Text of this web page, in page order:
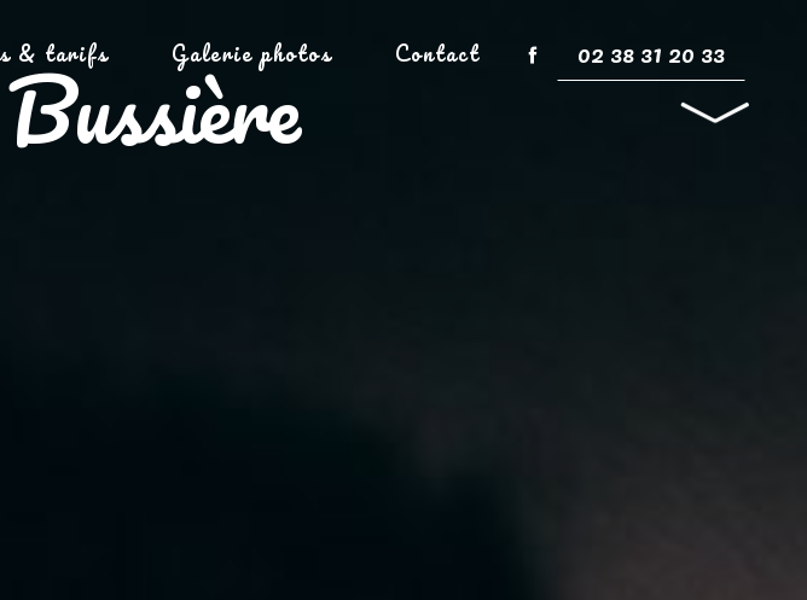
& tarifs Galerie photos Contact 02 38 31 20 33